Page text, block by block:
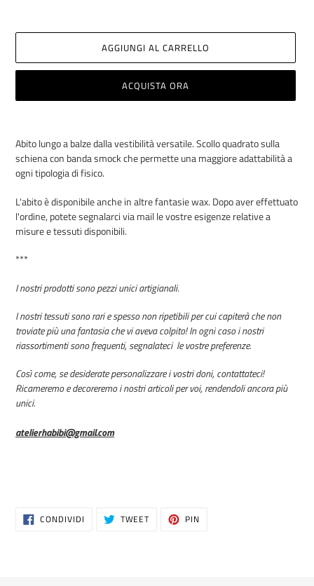
AGGIUNGI AL CARRELLO
ACQUISTA ORA
del
prodotto
nel
carrello
Abito lungo a balze dalla vestibilità versatile. Scollo quadrato sulla
schiena con banda smock che permette una maggiore adattabilità a
ogni tipologia di fisico.
L'abito è disponibile anche in altre fantasie wax. Dopo aver effettuato
l'ordine, potete segnalarci via mail le vostre esigenze relative a
misure e tessuti disponibili.
***
I nostri prodotti sono pezzi unici artigianali.
I nostri tessuti sono rari e spesso non ripetibili per cui capiterà che non
troviate più una fantasia che vi aveva colpito! In ogni caso i nostri
riassortimenti sono frequenti, segnalateci le vostre preferenze.
Così come, se desiderate personalizzare i vostri doni, contattateci!
Ricameremo e decoreremo i nostri articoli per voi, rendendoli ancora più
unici.
atelierhabibi@gmail.com
CONDIVIDI CONDIVIDITWEET TWITTA PIN